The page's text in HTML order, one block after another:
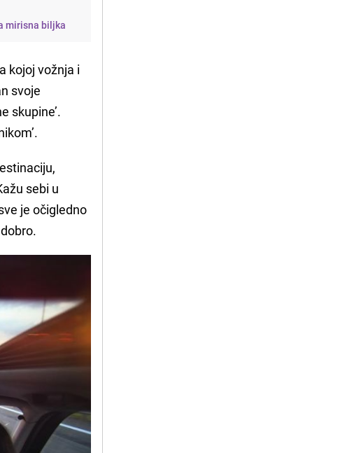
mirisna biljka
kojoj vožnja i
svoje
skupine’.
sebi u
je očigledno